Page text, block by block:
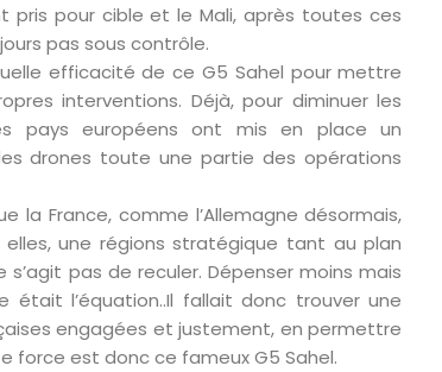
pris pour cible et le Mali, après toutes ces
pas sous contrôle.
efficacité de ce G5 Sahel pour mettre
interventions. Déjà, pour diminuer les
pays européens ont mis en place un
drones toute une partie des opérations
la France, comme l’Allemagne désormais,
une régions stratégique tant au plan
pas de reculer. Dépenser moins mais
était l’équation..Il fallait donc trouver une
engagées et justement, en permettre
force est donc ce fameux G5 Sahel.